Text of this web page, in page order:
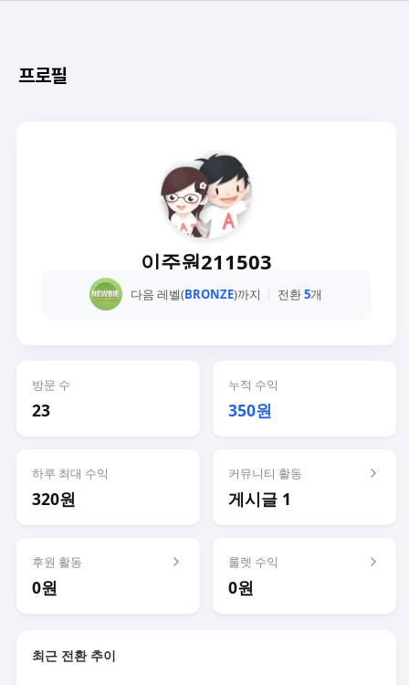
프로필
이주원211503
다음 레벨(BRONZE)까지 전환5개
방문 수
23
누적 수익
350원
하루 최대 수익
320원
커뮤니티 활동
게시글 1
후원 활동
0원
룰렛 수익
0원
최근 전환 추이